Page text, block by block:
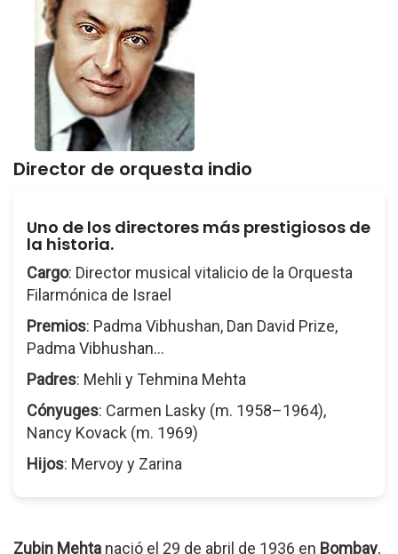
Director de orquesta indio
Uno de los directores más prestigiosos de
la historia.
Cargo: Director musical vitalicio de la Orquesta
Filarmónica de Israel
Premios: Padma Vibhushan, Dan David Prize,
Padma Vibhushan...
Padres: Mehli y Tehmina Mehta
Cónyuges: Carmen Lasky (m. 1958–1964),
Nancy Kovack (m. 1969)
Hijos: Mervoy y Zarina
Zubin Mehta nació el 29 de abril de 1936 en Bombay,